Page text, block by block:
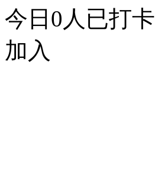
今日 0 人已打卡
加入